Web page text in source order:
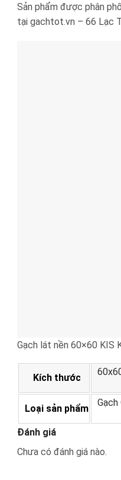
Sản phẩm được phân
tại gachtot.vn – 66 Lạc
Gạch lát nền 60×60 KIS
Kích thước
Loại sản phẩm
Gạch
Đánh giá
Chưa có đánh giá nào.